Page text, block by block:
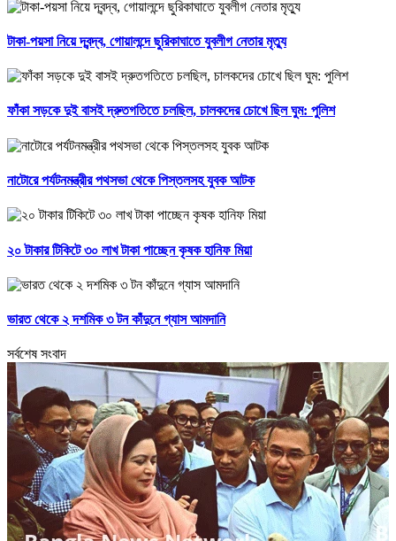
টাকা-পয়সা নিয়ে দ্বন্দ্ব, গোয়ালন্দে ছুরিকাঘাতে যুবলীগ নেতার মৃত্যু
ফাঁকা সড়কে দুই বাসই দ্রুতগতিতে চলছিল, চালকদের চোখে ছিল ঘুম: পুলিশ
নাটোরে পর্যটনমন্ত্রীর পথসভা থেকে পিস্তলসহ যুবক আটক
২০ টাকার টিকিটে ৩০ লাখ টাকা পাচ্ছেন কৃষক হানিফ মিয়া
ভারত থেকে ২ দশমিক ৩ টন কাঁদুনে গ্যাস আমদানি
সর্বশেষ সংবাদ